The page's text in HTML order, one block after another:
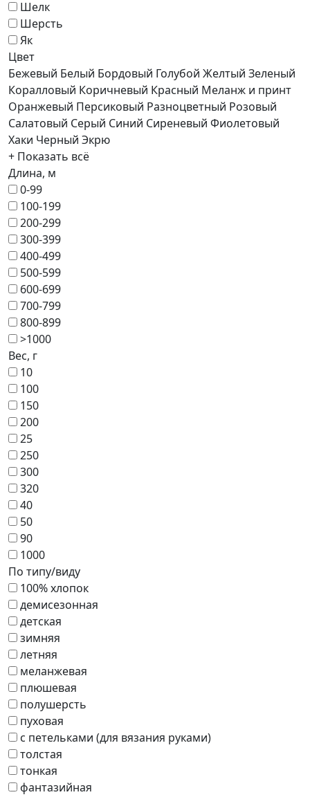
Шелк
Шерсть
Як
Цвет
Бежевый Белый Бордовый Голубой Желтый Зеленый
Коралловый Коричневый Красный Меланж и принт
Оранжевый Персиковый Разноцветный Розовый
Салатовый Серый Синий Сиреневый Фиолетовый
Хаки Черный Экрю
+ Показать всё
Длина, м
0-99
100-199
200-299
300-399
400-499
500-599
600-699
700-799
800-899
>1000
Вес, г
10
100
150
200
25
250
300
320
40
50
90
1000
По типу/виду
100% хлопок
демисезонная
детская
зимняя
летняя
меланжевая
плюшевая
полушерсть
пуховая
с петельками (для вязания руками)
толстая
тонкая
фантазийная